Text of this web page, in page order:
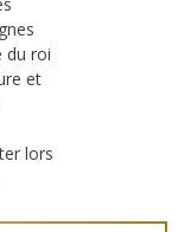
du roi
et
lors